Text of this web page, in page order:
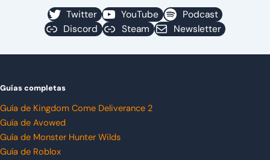
Twitter YouTube
Podcast
Discord
Steam Newsletter
Guías completas
Guía de Kingdom Come Deliverance 2
Guía de Avowed
Guía de Monster Hunter Wilds
Guía de Roblox